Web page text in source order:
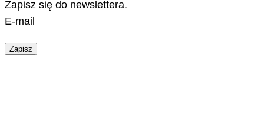
Zapisz się do newslettera.
E-mail
Zapisz